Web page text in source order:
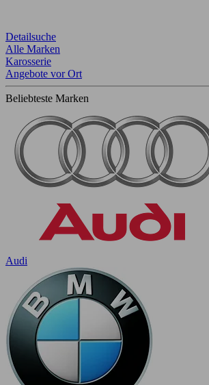
Detailsuche
Alle Marken
Karosserie
Angebote vor Ort
Beliebteste Marken
Audi